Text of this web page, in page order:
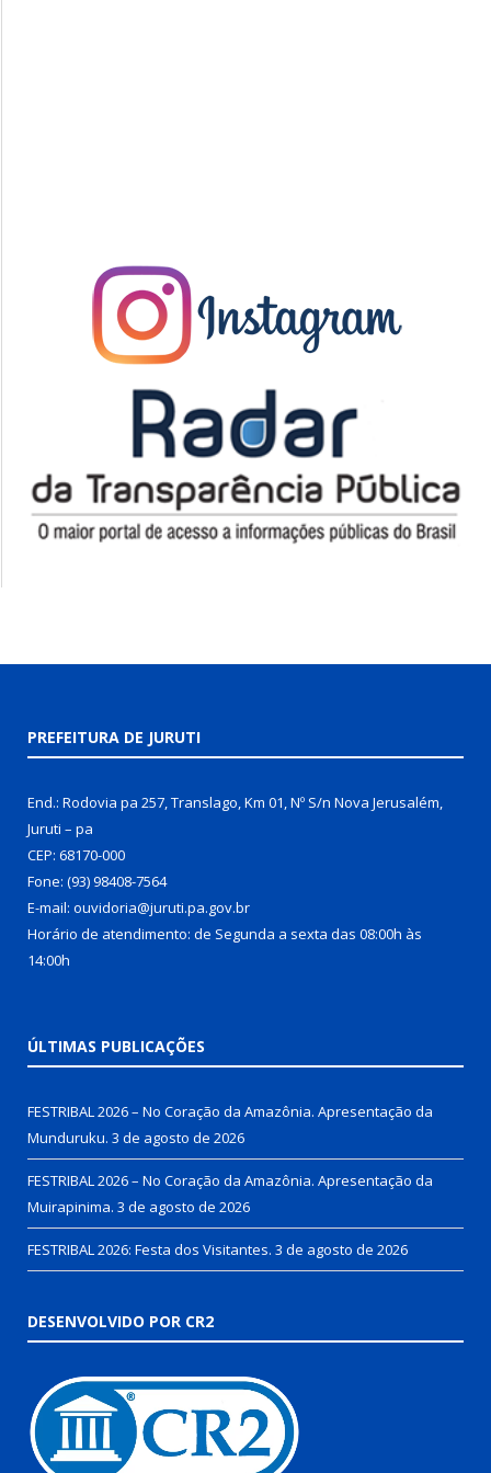
PREFEITURA DE JURUTI
End.: Rodovia pa 257, Translago, Km 01, Nº S/n Nova Jerusalém,
Juruti – pa
CEP: 68170-000
Fone: (93) 98408-7564
E-mail: ouvidoria@juruti.pa.gov.br
Horário de atendimento: de Segunda a sexta das 08:00h às
14:00h
ÚLTIMAS PUBLICAÇÕES
FESTRIBAL 2026 – No Coração da Amazônia. Apresentação da
Munduruku. 3 de agosto de 2026
FESTRIBAL 2026 – No Coração da Amazônia. Apresentação da
Muirapinima. 3 de agosto de 2026
FESTRIBAL 2026: Festa dos Visitantes. 3 de agosto de 2026
DESENVOLVIDO POR CR2